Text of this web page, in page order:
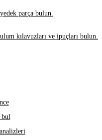
parça bulun.
kılavuzları ve ipuçları bulun.